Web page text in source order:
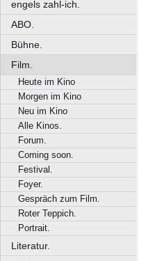
engels zahl-ich.
ABO.
Bühne.
Film.
Heute im Kino
Morgen im Kino
Neu im Kino
Alle Kinos.
Forum.
Coming soon.
Festival.
Foyer.
Gespräch zum Film.
Roter Teppich.
Portrait.
Literatur.